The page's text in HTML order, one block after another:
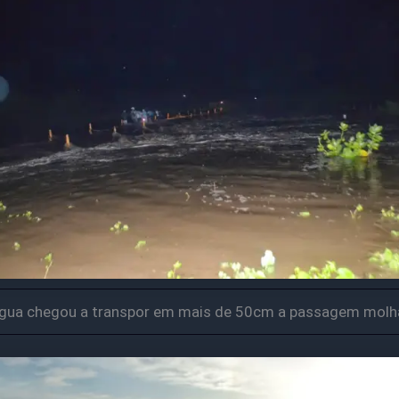
chegou a transpor em mais de 50cm a passagem